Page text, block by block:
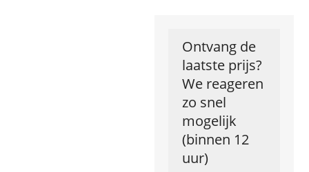
Ontvang de
laatste prijs?
We reageren
zo snel
mogelijk
(binnen 12
uur)